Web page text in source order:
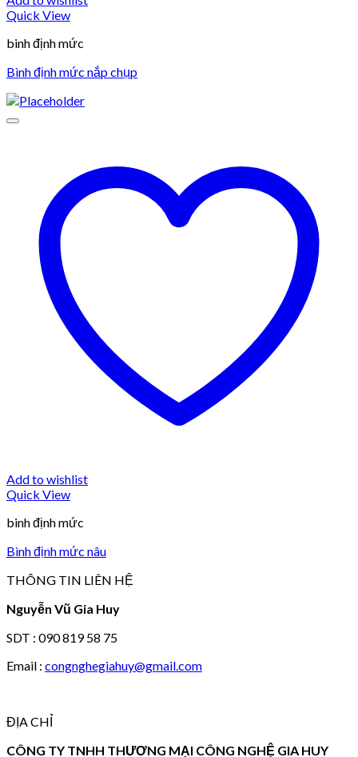
Quick View
binh định mức
Bình định mức nắp chụp
Add to wishlist
Quick View
binh định mức
Bình định mức nâu
THÔNG TIN LIÊN HỆ
Nguyễn Vũ Gia Huy
SDT : 090 819 58 75
Email : congnghegiahuy@gmail.com
ĐỊA CHỈ
CÔNG TY TNHH THƯƠNG MẠI CÔNG NGHỆ GIA HUY